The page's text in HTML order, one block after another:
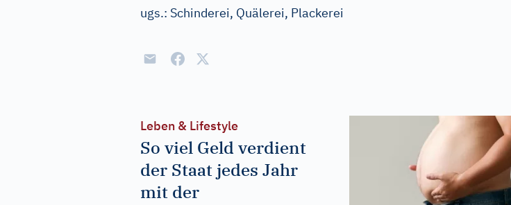
ugs.: Schinderei, Quälerei, Plackerei
Leben & Lifestyle
So viel Geld verdient
der Staat jedes Jahr
mit der